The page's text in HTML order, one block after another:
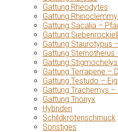
Gattung Rheodytes
Gattung
Gattung Sacalia –
Gattung
Gattung Staurotypus
Gattung
Gattung
Gattung Terrapene –
Gattung Testudo –
Gattung Trachemys
Gattung Trionyx
Hybriden
Schildkrötenschmuck
Sonstiges